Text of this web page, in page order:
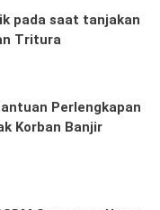
pada saat tanjakan
Tritura
Perlengkapan
Korban Banjir